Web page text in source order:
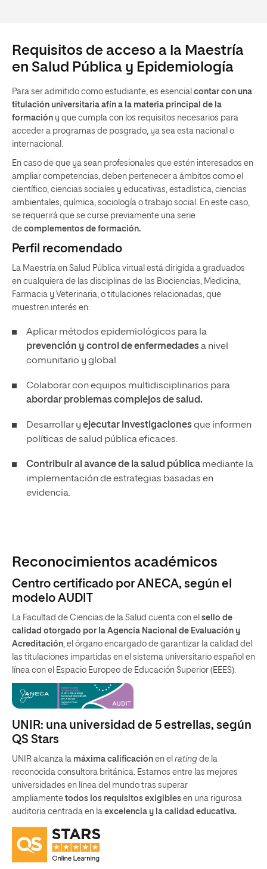
Requisitos de acceso a la Maestría
en Salud Pública y Epidemiología
Para ser admitido como estudiante, es esencial contar con una
titulación universitaria afín a la materia principal de la
formación y que cumpla con los requisitos necesarios para
acceder a programas de posgrado, ya sea esta nacional o
internacional.
En caso de que ya sean profesionales que estén interesados en
ampliar competencias, deben pertenecer a ámbitos como el
científico, ciencias sociales y educativas, estadística, ciencias
ambientales, química, sociología o trabajo social. En este caso,
se requerirá que se curse previamente una serie
de complementos de formación.
Perfil recomendado
La Maestría en Salud Pública virtual está dirigida a graduados
en cualquiera de las disciplinas de las Biociencias, Medicina,
Farmacia y Veterinaria, o titulaciones relacionadas, que
muestren interés en:
Aplicar métodos epidemiológicos para la
prevención y control de enfermedadesa nivel
comunitario y global.
Colaborar con equipos multidisciplinarios para
abordar problemas complejos de salud.
Desarrollar y ejecutar investigacionesque informen
políticas de salud pública eficaces.
Contribuir al avance de la salud pública mediante la
implementación de estrategias basadas en
evidencia.
Reconocimientos académicos
Centro certificado por ANECA, según el
modelo AUDIT
La Facultad de Ciencias de la Salud cuenta con el sello de
calidad otorgado por la Agencia Nacional de Evaluación y
Acreditación, el órgano encargado de garantizar la calidad del
las titulaciones impartidas en el sistema universitario español en
línea con el Espacio Europeo de Educación Superior (EEES).
UNIR: una universidad de 5 estrellas, según
QS Stars
UNIR alcanza la máxima calificación en el rating de la
reconocida consultora británica. Estamos entre las mejores
universidades en línea del mundo tras superar
ampliamente todos los requisitos exigibles en una rigurosa
auditoria centrada en la excelencia y la calidad educativa.